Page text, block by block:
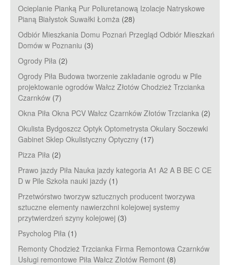
Ocieplanie Pianką Pur Poliuretanową Izolacje Natryskowe
Pianą Białystok Suwałki Łomża (28)
Odbiór Mieszkania Domu Poznań Przegląd Odbiór Mieszkań
Domów w Poznaniu (3)
Ogrody Piła (2)
Ogrody Piła Budowa tworzenie zakładanie ogrodu w Pile
projektowanie ogrodów Wałcz Złotów Chodzież Trzcianka
Czarnków (7)
Okna Piła Okna PCV Wałcz Czarnków Złotów Trzcianka (2)
Okulista Bydgoszcz Optyk Optometrysta Okulary Soczewki
Gabinet Sklep Okulistyczny Optyczny (17)
Pizza Piła (2)
Prawo jazdy Piła Nauka jazdy kategoria A1 A2 A B BE C CE
D‎ w Pile Szkoła nauki jazdy (1)
Przetwórstwo tworzyw sztucznych producent tworzywa
sztuczne elementy nawierzchni kolejowej systemy
przytwierdzeń szyny kolejowej (3)
Psycholog Piła (1)
Remonty Chodzież Trzcianka Firma Remontowa Czarnków
Usługi remontowe Piła Wałcz Złotów Remont (8)